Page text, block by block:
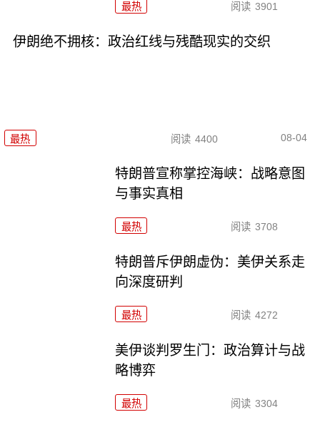
最热 阅读 3901
伊朗绝不拥核：政治红线与残酷现实的交织
最热 阅读 4400 08-04
特朗普宣称掌控海峡：战略意图
与事实真相
最热 阅读 3708
特朗普斥伊朗虚伪：美伊关系走
向深度研判
最热 阅读 4272
美伊谈判罗生门：政治算计与战
略博弈
最热 阅读 3304